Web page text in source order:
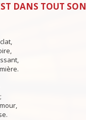
DANS TOUT SON